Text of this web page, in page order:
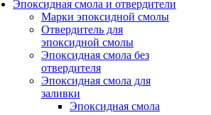
Эпоксидная смола и отвердители
Марки эпоксидной смолы
Отвердитель для
эпоксидной смолы
Эпоксидная смола без
отвердителя
Эпоксидная смола для
заливки
Эпоксидная смола